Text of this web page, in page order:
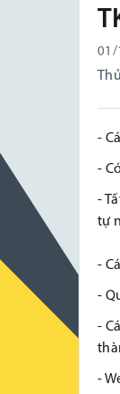
01/
-
-
-
tự
-
-
-
-